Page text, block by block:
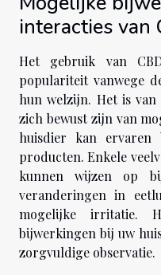
interacties van
Het gebruik van
populariteit vanwege
hun welzijn. Het is
zich bewust zijn van
huisdier kan
producten. Enkele
kunnen wijzen op
veranderingen in
mogelijke irritatie.
bijwerkingen bij uw
zorgvuldige observatie.